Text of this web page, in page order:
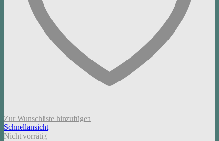
Zur Wunschliste hinzufügen
Schnellansicht
Nicht vorrätig